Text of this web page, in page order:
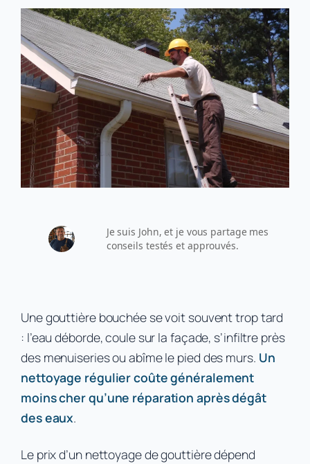
Je suis John, et je vous partage mes
conseils testés et approuvés.
Une gouttière bouchée se voit souvent trop tard
: l’eau déborde, coule sur la façade, s’infiltre près
des menuiseries ou abîme le pied des murs. Un
nettoyage régulier coûte généralement
moins cher qu’une réparation après dégât
des eaux.
Le prix d’un nettoyage de gouttière dépend